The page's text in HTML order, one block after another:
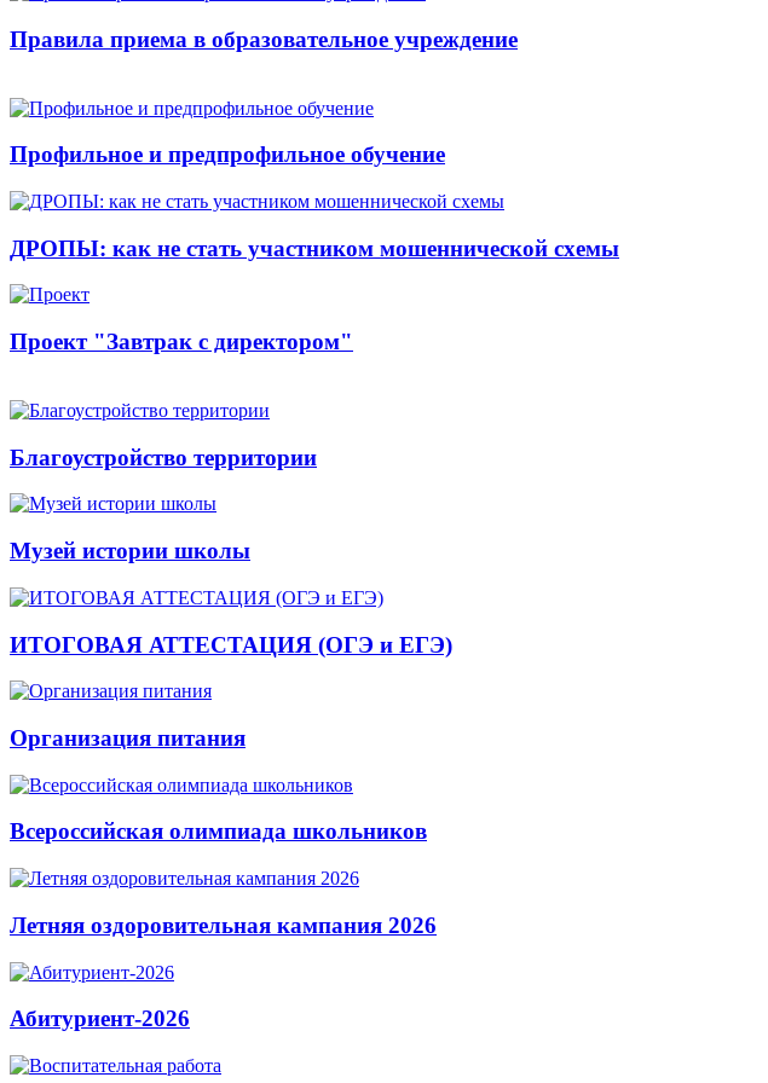
Правила приема в образовательное учреждение
Профильное и предпрофильное обучение
ДРОПЫ: как не стать участником мошеннической схемы
Проект "Завтрак с директором"
Благоустройство территории
Музей истории школы
ИТОГОВАЯ АТТЕСТАЦИЯ (ОГЭ и ЕГЭ)
Организация питания
Всероссийская олимпиада школьников
Летняя оздоровительная кампания 2026
Абитуриент-2026